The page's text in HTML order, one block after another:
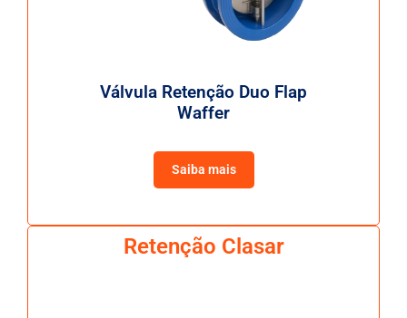
Válvula Retenção Duo Flap
Waffer
Saiba mais
Retenção Clasar